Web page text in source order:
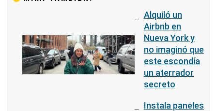
Alquiló un
Airbnb en
Nueva York y
no imaginó que
este escondía
un aterrador
secreto
Instala paneles